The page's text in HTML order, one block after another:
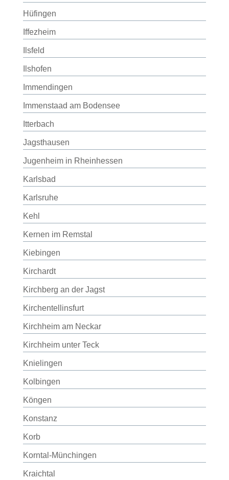
Hüfingen
Iffezheim
Ilsfeld
Ilshofen
Immendingen
Immenstaad am Bodensee
Itterbach
Jagsthausen
Jugenheim in Rheinhessen
Karlsbad
Karlsruhe
Kehl
Kernen im Remstal
Kiebingen
Kirchardt
Kirchberg an der Jagst
Kirchentellinsfurt
Kirchheim am Neckar
Kirchheim unter Teck
Knielingen
Kolbingen
Köngen
Konstanz
Korb
Korntal-Münchingen
Kraichtal